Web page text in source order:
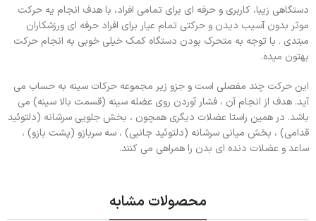
دستگاهی زیبا، کاربری و حرفه ای برای تمامی افراد، با هدف انجام یه حرکت
موثر بدون آسیب دیدن و حرکتی تمام عیار برای افراد حرفه ای ورزشکاران
مبتدی . با توجه به متحرک بودن دستگاه کمک خیلی خوبی به انجام حرکت
بهتون میده.
این حرکت چند مفصلی است و جزو زیر مجموعه حرکات سینه به حساب می
آید. هدف از انجام آن ، فشار آوردن روی عضله سینه (قسمت بالا سینه) می
باشد. در همین راستا عضلات دیگری همچون ، بخش جلویی سرشانه (دلتوئید
قدامی) ، بخش میانی سرشانه (دلتوئید جانبی) ، سه سربازو (پشت بازو) ،
ساعد و عضلات دنده ای بدن را همراهی می کنند.
محصولات مشابه